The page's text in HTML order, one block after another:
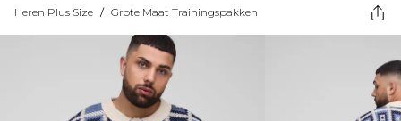
Heren Plus Size / Grote Maat Trainingspakken